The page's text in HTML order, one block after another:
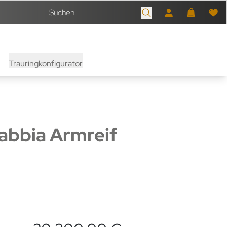
Trauringkonfigurator
Armreif